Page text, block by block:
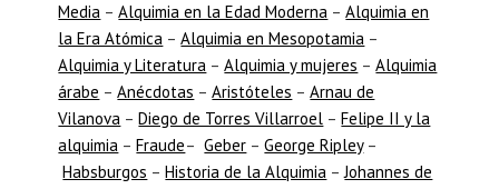
Media –Alquimia en la Edad Moderna –Alquimia en
la Era Atómica –Alquimia en Mesopotamia –
Alquimia y Literatura –Alquimia y mujeres –Alquimia
árabe –Anécdotas –Aristóteles –Arnau de
Vilanova –Diego de Torres Villarroel –Felipe II y la
alquimia –Fraude–Geber –George Ripley–
Habsburgos –Historia de la Alquimia –Johannes de